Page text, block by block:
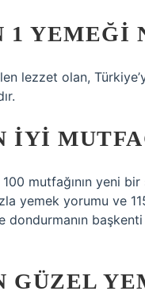
1 YEMEĞI
lezzet olan,
IYI
mutfağının yeni bir
yemek yorumu ve
dondurmanın
GÜZEL